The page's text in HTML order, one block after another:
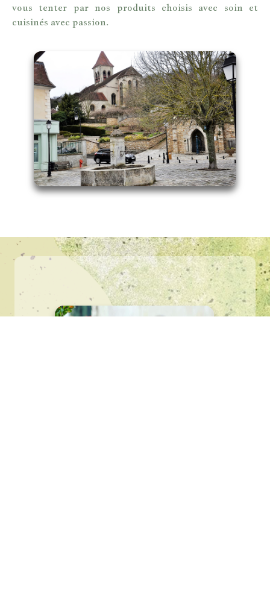
vous tenter par nos produits choisis avec soin et
cuisinés avec passion.